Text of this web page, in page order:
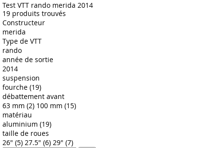
Test VTT rando merida 2014
19 produits trouvés
Constructeur
merida
Type de VTT
rando
année de sortie
2014
suspension
fourche (19)
débattement avant
63 mm (2) 100 mm (15)
matériau
aluminium (19)
taille de roues
26" (5) 27.5" (6) 29" (7)